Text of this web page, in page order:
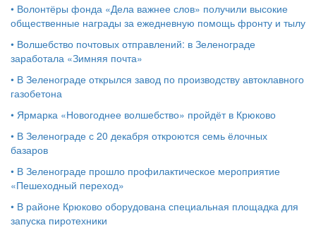
• Волонтёры фонда «Дела важнее слов» получили высокие
общественные награды за ежедневную помощь фронту и тылу
• Волшебство почтовых отправлений: в Зеленограде
заработала «Зимняя почта»
• В Зеленограде открылся завод по производству автоклавного
газобетона
• Ярмарка «Новогоднее волшебство» пройдёт в Крюково
• В Зеленограде с 20 декабря откроются семь ёлочных
базаров
• В Зеленограде прошло профилактическое мероприятие
«Пешеходный переход»
• В районе Крюково оборудована специальная площадка для
запуска пиротехники